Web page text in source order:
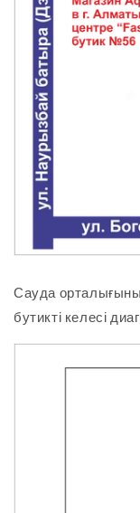
Сауда
бутикті келесі